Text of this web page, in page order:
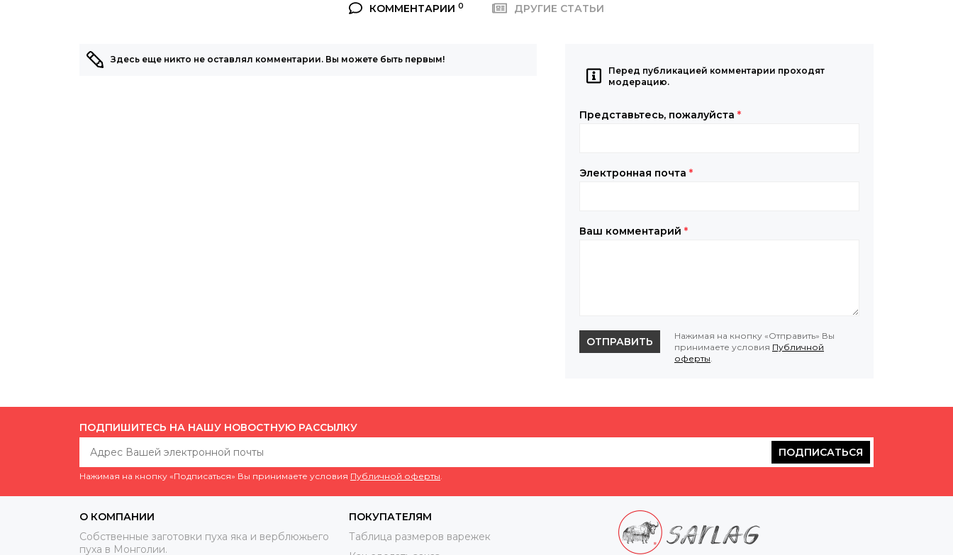
КОММЕНТАРИИ 0 ДРУГИЕ СТАТЬИ
Здесь еще никто не оставлял комментарии. Вы можете быть первым!
Перед публикацией комментарии проходят
модерацию.
Представьтесь, пожалуйста *
Электронная почта *
Ваш комментарий *
ОТПРАВИТЬ
Нажимая на кнопку «Отправить» Вы
принимаете условия Публичной
оферты
ПОДПИШИТЕСЬ НА НАШУ НОВОСТНУЮ РАССЫЛКУ
ПОДПИСАТЬСЯ
Нажимая на кнопку «Подписаться» Вы принимаете условия Публичной оферты
О КОМПАНИИ
Собственные заготовки пуха яка и верблюжьего
пуха в Монголии.
ПОКУПАТЕЛЯМ
Таблица размеров варежек